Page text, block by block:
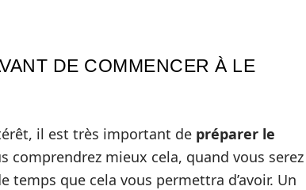
DE COMMENCER À LE
il est très important de préparer le
comprendrez mieux cela, quand vous serez
temps que cela vous permettra d’avoir. Un